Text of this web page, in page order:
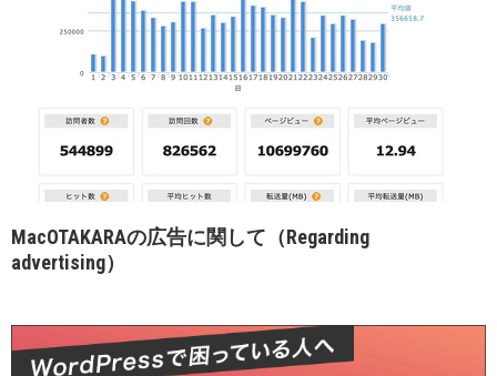
MacOTAKARAの広告に関して（Regarding
advertising）